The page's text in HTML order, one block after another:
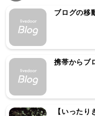
ブログの移
携帯からブ
【いったり